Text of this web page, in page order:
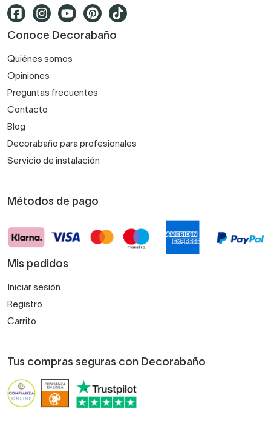
Conoce Decorabaño
Quiénes somos
Opiniones
Preguntas frecuentes
Contacto
Blog
Decorabaño para profesionales
Servicio de instalación
Métodos de pago
Mis pedidos
Iniciar sesión
Registro
Carrito
Tus compras seguras con Decorabaño